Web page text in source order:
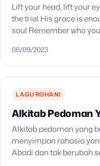
Lift your head, lift your
the trial His grace is
soul Remember who
06/09/2023
LAGU ROHANI
Alkitab Pedoman
Alkitab pedoman yang
menyimpan rahasia
Abadi dan tak berubah